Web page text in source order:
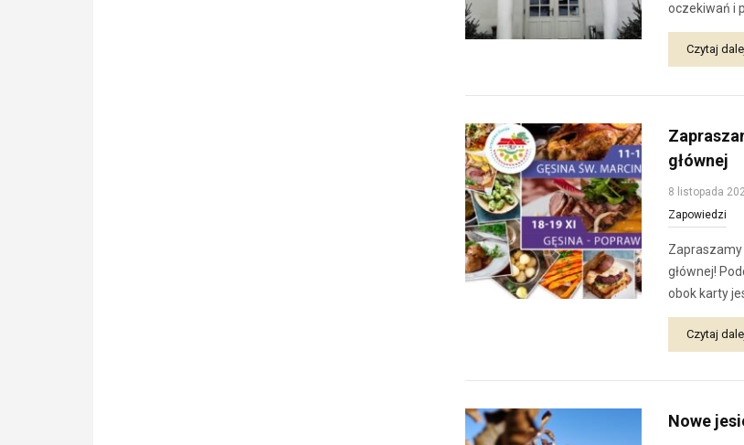
oczekiwań i
Czytaj
głównej
8 listopada
Zapowiedzi
głównej!
obok karty
Czytaj
Nowe